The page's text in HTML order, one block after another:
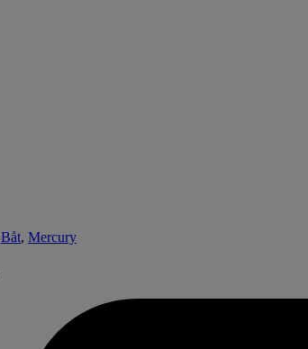
Båt, Mercury